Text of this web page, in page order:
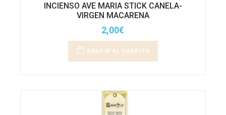
INCIENSO AVE MARIA STICK CANELA-
VIRGEN MACARENA
2,00€
AÑADIR AL CARRITO